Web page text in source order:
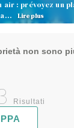
air : prévoyez un
Lire plus
non sono
Risultati